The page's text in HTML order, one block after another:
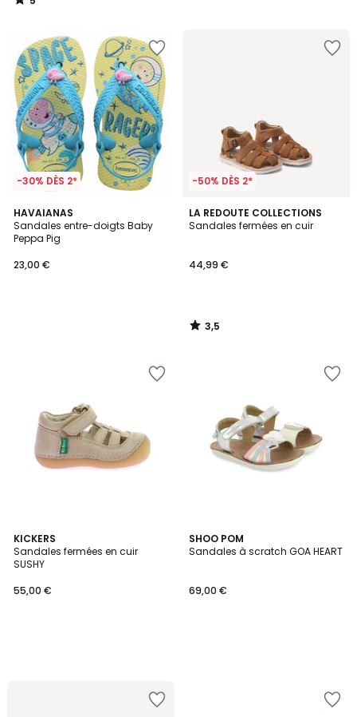
/
-30% DÈS 2*
HAVAIANAS
Sandales entre-doigts Baby
Peppa Pig
23,00 €
-50% DÈS 2*
LA REDOUTE COLLECTIONS
Sandales fermées en cuir
44,99 €
3,5
/ 5
3,5
/
KICKERS
Sandales fermées en cuir
SUSHY
55,00 €
SHOO POM
Sandales à scratch GOA HEART
69,00 €